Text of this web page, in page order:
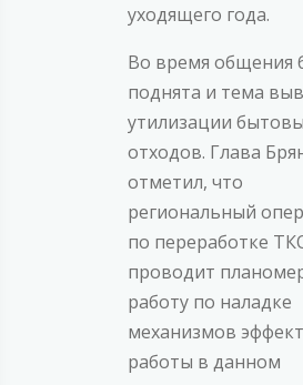
уходящего года.
Во время общения
поднята и тема
утилизации
отходов. Глава
отметил, что
региональный
по переработке
проводит
работу по наладке
механизмов
работы в данном